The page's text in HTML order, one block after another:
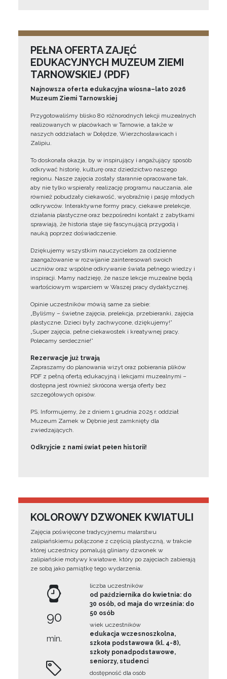
PEŁNA OFERTA ZAJĘĆ
EDUKACYJNYCH MUZEUM ZIEMI
TARNOWSKIEJ (PDF)
Najnowsza oferta edukacyjna wiosna–lato 2026
Muzeum Ziemi Tarnowskiej
Przygotowaliśmy blisko 80 różnorodnych lekcji muzealnych
realizowanych w placówkach w Tarnowie, a także w
naszych oddziałach w Dołędze, Wierzchosławicach i
Zalipiu.
To doskonała okazja, by w inspirujący i angażujący sposób
odkrywać historię, kulturę oraz dziedzictwo naszego
regionu. Nasze zajęcia zostały starannie opracowane tak,
aby nie tylko wspierały realizację programu nauczania, ale
również pobudzały ciekawość, wyobraźnię i pasję młodych
odkrywców. Interaktywne formy pracy, ciekawe prelekcje,
działania plastyczne oraz bezpośredni kontakt z zabytkami
sprawiają, że historia staje się fascynującą przygodą i
nauką poprzez doświadczenie.
Dziękujemy wszystkim nauczycielom za codzienne
zaangażowanie w rozwijanie zainteresowań swoich
uczniów oraz wspólne odkrywanie świata pełnego wiedzy i
inspiracji. Mamy nadzieję, że nasze lekcje muzealne będą
wartościowym wsparciem w Waszej pracy dydaktycznej.
Opinie uczestników mówią same za siebie:
„Byliśmy – świetne zajęcia, prelekcja, przebieranki, zajęcia
plastyczne. Dzieci były zachwycone, dziękujemy!”
„Super zajęcia, pełne ciekawostek i kreatywnej pracy.
Polecamy serdecznie!”
Rezerwacje już trwają
Zapraszamy do planowania wizyt oraz pobierania plików
PDF z pełną ofertą edukacyjną i lekcjami muzealnymi –
dostępna jest również skrócona wersja oferty bez
szczegółowych opisów.
PS. Informujemy, że z dniem 1 grudnia 2025 r. oddział
Muzeum Zamek w Dębnie jest zamknięty dla
zwiedzających.
Odkryjcie z nami świat pełen historii!
KOLOROWY DZWONEK KWIATULI
Zajęcia poświęcone tradycyjnemu malarstwu
zalipiańskiemu połączone z częścią plastyczną, w trakcie
której uczestnicy pomalują gliniany dzwonek w
zalipiańskie motywy kwiatowe, który po zajęciach zabierają
ze sobą jako pamiątkę tego wydarzenia.
90
min.
liczba uczestników
od października do kwietnia: do
30 osób, od maja do września: do
50 osób
wiek uczestników
edukacja wczesnoszkolna,
szkoła podstawowa (kl. 4-8),
szkoły ponadpodstawowe,
seniorzy, studenci
dostępność dla osób